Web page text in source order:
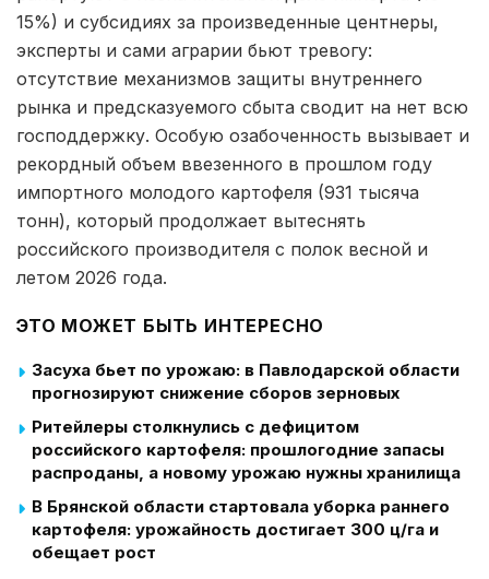
15%) и субсидиях за произведенные центнеры,
эксперты и сами аграрии бьют тревогу:
отсутствие механизмов защиты внутреннего
рынка и предсказуемого сбыта сводит на нет всю
господдержку. Особую озабоченность вызывает и
рекордный объем ввезенного в прошлом году
импортного молодого картофеля (931 тысяча
тонн), который продолжает вытеснять
российского производителя с полок весной и
летом 2026 года.
ЭТО МОЖЕТ БЫТЬ ИНТЕРЕСНО
Засуха бьет по урожаю: в Павлодарской области
прогнозируют снижение сборов зерновых
Ритейлеры столкнулись с дефицитом
российского картофеля: прошлогодние запасы
распроданы, а новому урожаю нужны хранилища
В Брянской области стартовала уборка раннего
картофеля: урожайность достигает 300 ц/га и
обещает рост